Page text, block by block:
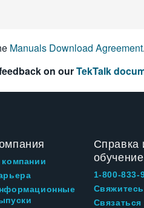
Manuals Download Agreement.
on ourTekTalk
Справка
обучение
1-800-833-
Связаться